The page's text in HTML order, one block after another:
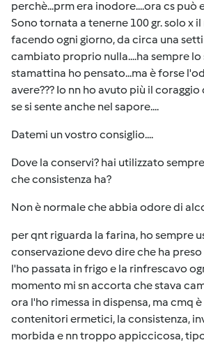
perchè...prm era inodore....ora cs può
Sono tornata a tenerne 100 gr. solo x
facendo ogni giorno, da circa una
cambiato proprio nulla....ha sempre lo
stamattina ho pensato...ma è forse
avere??? Io nn ho avuto più il coraggio
se si sente anche nel sapore....
Datemi un vostro consiglio....
Dove la conservi? hai utilizzato
che consistenza ha?
Non è normale che abbia odore di
per qnt riguarda la farina, ho sempre
conservazione devo dire che ha
l'ho passata in frigo e la rinfrescavo
momento mi sn accorta che stava
ora l'ho rimessa in dispensa, ma cmq
contenitori ermetici, la consistenza,
morbida e nn troppo appiccicosa,